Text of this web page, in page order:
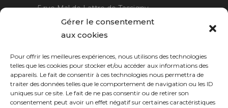
Gérer le consentement
aux cookies
Pour offrir les meilleures expériences, nous utilisons des technologies
telles que les cookies pour stocker et/ou accéder aux informations des
appareils. Le fait de consentir à ces technologies nous permettra de
traiter des données telles que le comportement de navigation ou les ID
uniques sur ce site. Le fait de ne pas consentir ou de retirer son
consentement peut avoir un effet négatif sur certaines caractéristiques
5 rue Mal de Lattre de Tassigny
21220 Gevrey Chambertin
06 15 15 80 29
Horaires :sur rendez-vous.